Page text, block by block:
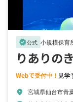
verified公式 小規模保育
りありの
Webで受付中！ 見学
location_on 宮城県仙台市青